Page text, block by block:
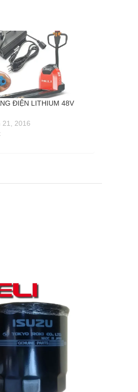
ĐIỆN LITHIUM 48V
21, 2016